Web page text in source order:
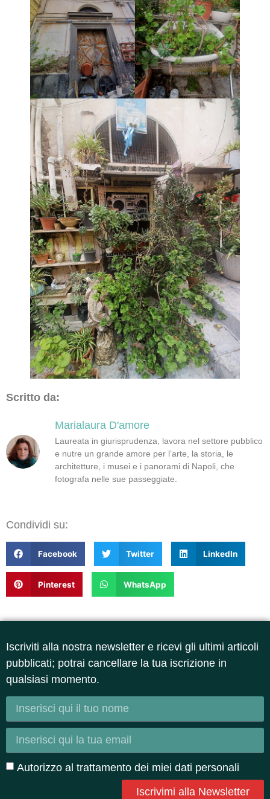
Scritto da:
Marialaura D'amore
Laureata in giurisprudenza, lavora nel settore pubblico
e nutre un grande amore per l’arte, la storia, le
architetture, i musei e i panorami di Napoli, che
fotografa nelle sue passeggiate.
Condividi su:
Facebook Twitter LinkedIn
Pinterest WhatsApp
Iscriviti alla nostra newsletter e ricevi gli ultimi articoli
pubblicati; potrai cancellare la tua iscrizione in
qualsiasi momento.
Autorizzo al trattamento dei miei dati personali
Iscrivimi alla Newsletter